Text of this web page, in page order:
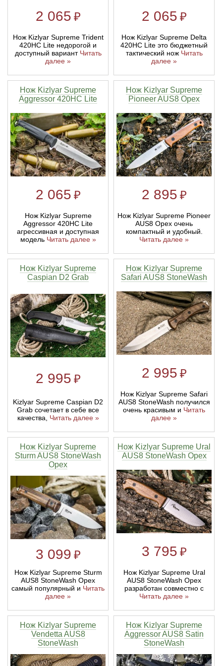
2 065 ₽
Нож Kizlyar Supreme Trident
420HC Lite недорогой и
доступный вариант Читать
далее »
2 065 ₽
Нож Kizlyar Supreme Delta
420HC Lite это бюджетный
тактический нож Читать
далее »
Нож Kizlyar Supreme
Aggressor 420HC Lite
2 065 ₽
Нож Kizlyar Supreme
Aggressor 420HC Lite
агрессивная и доступная
модель Читать далее »
Нож Kizlyar Supreme
Pioneer AUS8 Орех
2 895 ₽
Нож Kizlyar Supreme Pioneer
AUS8 Орех очень
компактный и удобный.
Читать далее »
Нож Kizlyar Supreme
Caspian D2 Grab
2 995 ₽
Kizlyar Supreme Caspian D2
Grab сочетает в себе все
качества, Читать далее »
Нож Kizlyar Supreme
Safari AUS8 StoneWash
2 995 ₽
Нож Kizlyar Supreme Safari
AUS8 StoneWash получился
очень красивым и Читать
далее »
Нож Kizlyar Supreme
Sturm AUS8 StoneWash
Орех
3 099 ₽
Нож Kizlyar Supreme Sturm
AUS8 StoneWash Орех
самый популярный и Читать
далее »
Нож Kizlyar Supreme Ural
AUS8 StoneWash Орех
3 795 ₽
Нож Kizlyar Supreme Ural
AUS8 StoneWash Орех
разработан совместно с
Читать далее »
Нож Kizlyar Supreme
Vendetta AUS8
StoneWash
Нож Kizlyar Supreme
Aggressor AUS8 Satin
StoneWash
Линейки для настройки лука
Полочки для лука
Кликеры для лука
Плунжеры для лука
Киссеры для лука
Охотничьи ножи
Ножи складные